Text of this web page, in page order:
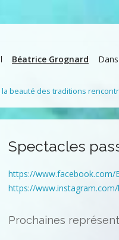
Béatrice Grognard
la beauté des traditions
Spectacles
https://www.facebook.com/
https://
Prochaines